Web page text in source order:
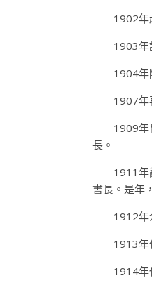
1902年
1903年
1904年
1907年
1909年
長。
1911年
書長。是年
1912年
1913年
1914年